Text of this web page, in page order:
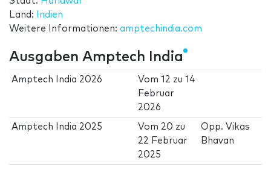
Land:
Indien
Weitere Informationen: amptechindia.com
Ausgaben Amptech India
Amptech India 2026 Vom12 zu14
Februar
2026
Amptech India 2025 Vom 20 zu
22 Februar
2025
Opp. Vikas
Bhavan